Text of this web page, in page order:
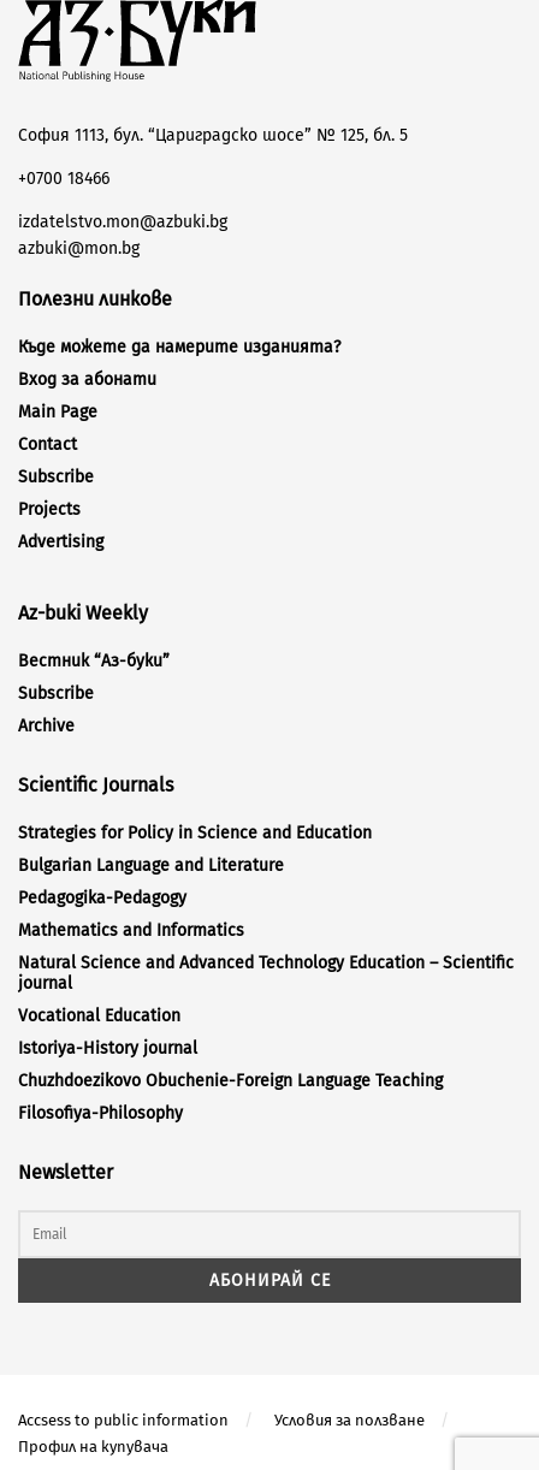
София 1113, бул. “Цариградско шосе” № 125, бл. 5
+0700 18466
izdatelstvo.mon@azbuki.bg
azbuki@mon.bg
Полезни линкове
Къде можете да намерите изданията?
Вход за абонати
Main Page
Contact
Subscribe
Projects
Advertising
Az-buki Weekly
Вестник “Аз-буки”
Subscribe
Archive
Scientific Journals
Strategies for Policy in Science and Education
Bulgarian Language and Literature
Pedagogika-Pedagogy
Mathematics and Informatics
Natural Science and Advanced Technology Education – Scientific
journal
Vocational Education
Istoriya-History journal
Chuzhdoezikovo Obuchenie-Foreign Language Teaching
Filosofiya-Philosophy
Newsletter
Accsess to public information
Условия за ползване
Профил на купувача